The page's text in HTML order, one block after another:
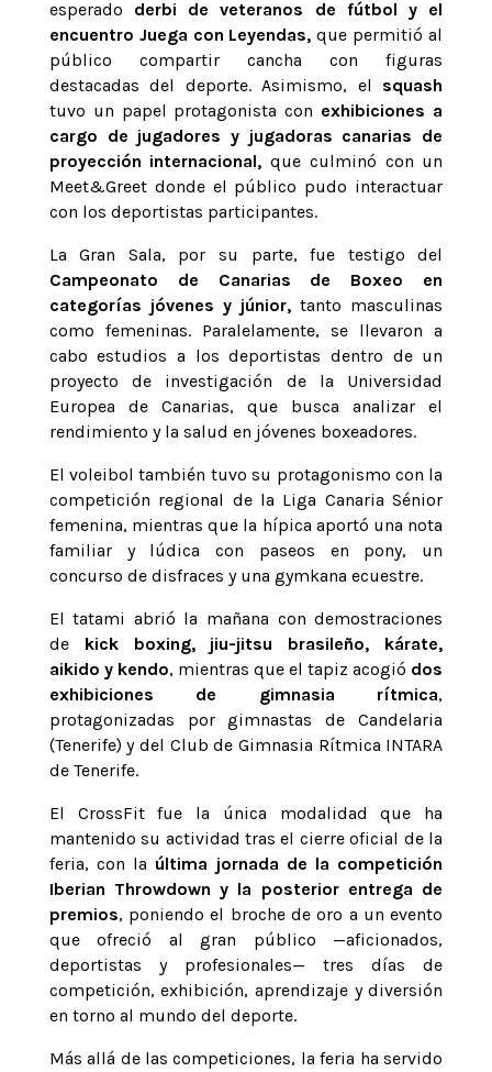
esperado derbi de veteranos de fútbol y el
encuentro Juega con Leyendas, que permitió al
público compartir cancha con figuras
destacadas del deporte. Asimismo, el squash
tuvo un papel protagonista con exhibiciones a
cargo de jugadores y jugadoras canarias de
proyección internacional,que culminó con un
Meet&Greet donde el público pudo interactuar
con los deportistas participantes.
La Gran Sala, por su parte, fue testigo del
Campeonato de Canarias de Boxeo en
categorías jóvenes y júnior, tanto masculinas
como femeninas. Paralelamente, se llevaron a
cabo estudios a los deportistas dentro de un
proyecto de investigación de la Universidad
Europea de Canarias, que busca analizar el
rendimiento y la salud en jóvenes boxeadores.
El voleibol también tuvo su protagonismo con la
competición regional de la Liga Canaria Sénior
femenina, mientras que la hípica aportó una nota
familiar y lúdica con paseos en pony, un
concurso de disfraces y una gymkana ecuestre.
El tatami abrió la mañana con demostraciones
de kick boxing, jiu-jitsu brasileño, kárate,
aikido y kendo, mientras que el tapiz acogió dos
exhibiciones de gimnasia rítmica,
protagonizadas por gimnastas de Candelaria
(Tenerife) y del Club de Gimnasia Rítmica INTARA
de Tenerife.
El CrossFit fue la única modalidad que ha
mantenido su actividad tras el cierre oficial de la
feria, con la última jornada de la competición
Iberian Throwdown y la posterior entrega de
premios, poniendo el broche de oro a un evento
que ofreció al gran público —aficionados,
deportistas y profesionales— tres días de
competición, exhibición, aprendizaje y diversión
en torno al mundo del deporte.
Más allá de las competiciones, la feria ha servido